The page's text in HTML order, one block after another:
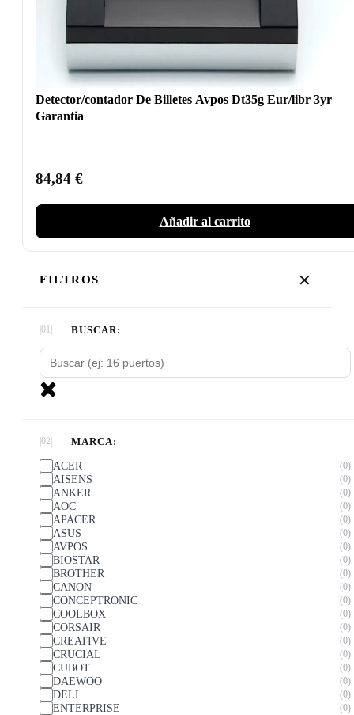
Detector/contador De Billetes Avpos Dt35g Eur/libr 3yr
Garantia
84,84 €
Añadir al carrito
FILTROS ✕
BUSCAR:
MARCA:
ACER 0
AISENS 0
ANKER 0
AOC 0
APACER 0
ASUS 0
AVPOS 0
BIOSTAR 0
BROTHER 0
CANON 0
CONCEPTRONIC 0
COOLBOX 0
CORSAIR 0
CREATIVE 0
CRUCIAL 0
CUBOT 0
DAEWOO 0
DELL 0
ENTERPRISE 0